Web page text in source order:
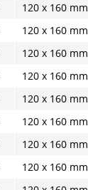
120 x 160 mm
120 x 160 mm
120 x 160 mm
120 x 160 mm
120 x 160 mm
120 x 160 mm
120 x 160 mm
120 x 160 mm